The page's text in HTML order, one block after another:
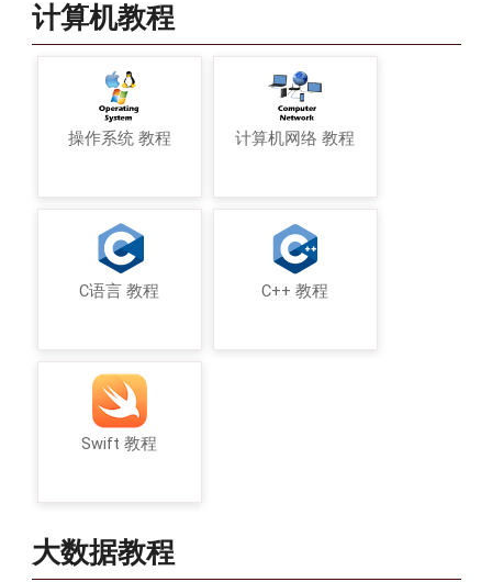
计算机教程
操作系统 教程 计算机网络 教程
C语言 教程 C++ 教程
Swift 教程
大数据教程